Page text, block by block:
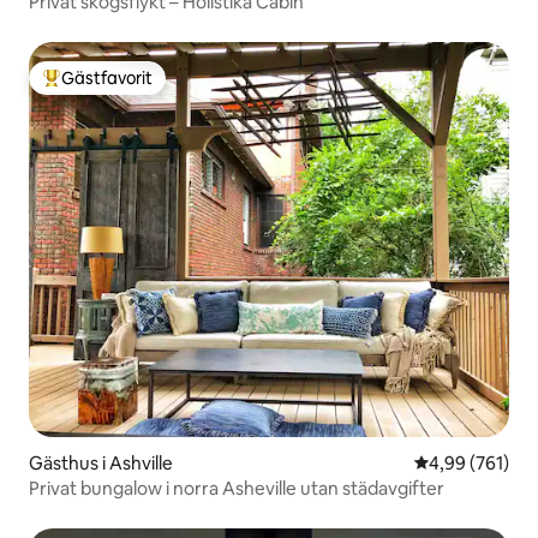
Populär gästfavorit
Gästfavorit
Gästhus i Ashville 4,99 av 5 i
4,99 (761)
Privat bungalow i norra Asheville utan städavgifter